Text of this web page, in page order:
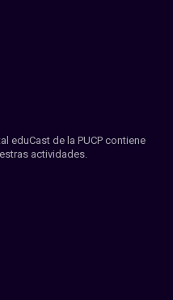
eduCast de la PUCP contiene
actividades.